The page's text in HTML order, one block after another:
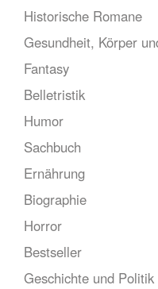
Historische Romane
Gesundheit, Körper
Fantasy
Belletristik
Humor
Sachbuch
Ernährung
Biographie
Horror
Bestseller
Geschichte und Politik